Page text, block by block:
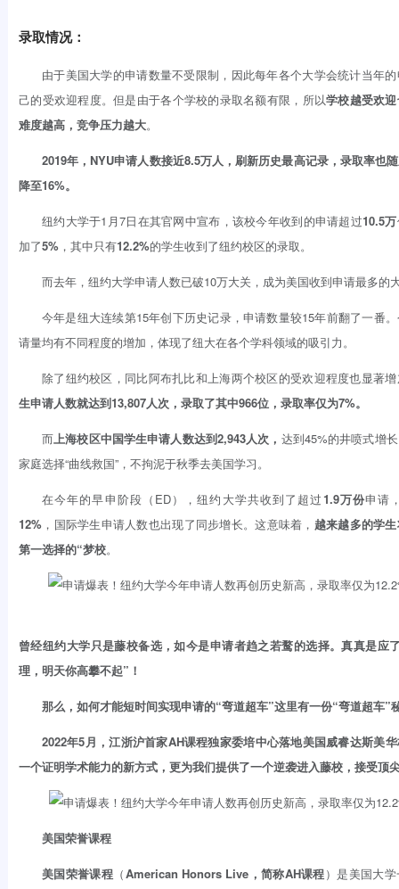
录取情况：
由于美国大学的申请数量不受限制，因此每年各个大学会统计当年
己的受欢迎程度。但是由于各个学校的录取名额有限，所以学校越受欢
难度越高，竞争压力越大。
2019年，NYU申请人数接近8.5万人，刷新历史最高记录，录取率也
降至16%。
纽约大学于1月7日在其官网中宣布，该校今年收到的申请超过10.5万
加了5%，其中只有12.2%的学生收到了纽约校区的录取。
而去年，纽约大学申请人数已破10万大关，成为美国收到申请最多的
今年是纽大连续第15年创下历史记录，申请数量较15年前翻了一番
请量均有不同程度的增加，体现了纽大在各个学科领域的吸引力。
除了纽约校区，同比阿布扎比和上海两个校区的受欢迎程度也显著
生申请人数就达到13,807人次，录取了其中966位，录取率仅为7%。
而上海校区中国学生申请人数达到2,943人次， 达到45%的井喷式增
家庭选择“曲线救国”，不拘泥于秋季去美国学习。
在今年的早申阶段（ED），纽约大学共收到了超过 1.9万份申请
12%，国际学生申请人数也出现了同步增长。这意味着， 越来越多的学
第一选择的“梦校。
曾经纽约大学只是藤校备选，如今是申请者趋之若鹜的选择。真真是应
理，明天你高攀不起”！
那么，如何才能短时间实现申请的“弯道超车”这里有一份“弯道超车”
2022年5月，江浙沪首家AH课程独家委培中心落地美国威睿达斯美
一个证明学术能力的新方式，更为我们提供了一个逆袭进入藤校，接受顶
美国荣誉课程
美国荣誉课程 （American Honors Live，简称AH课程）是美国大